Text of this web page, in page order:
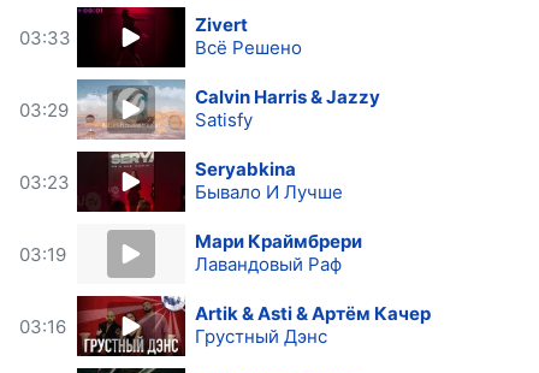
03:33
Zivert
Всё Решено
03:29
Calvin Harris & Jazzy
Satisfy
03:23
Seryabkina
Бывало И Лучше
03:19
Мари Краймбрери
Лавандовый Раф
03:16
Artik & Asti & Артём Качер
Грустный Дэнс